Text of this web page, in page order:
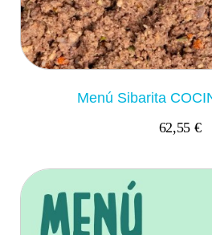
Menú Sibarita
62,55 €